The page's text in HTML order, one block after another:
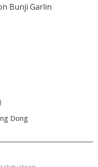
Bunji Garlin
Dong